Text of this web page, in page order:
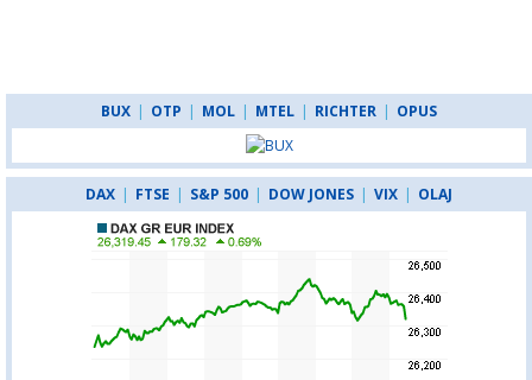
BUX | OTP | MOL | MTEL | RICHTER | OPUS
DAX | FTSE | S&P 500 | DOW JONES | VIX | OLAJ